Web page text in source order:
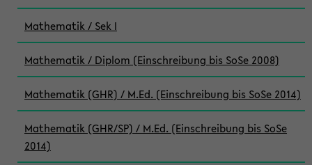
Mathematik / Sek I
Mathematik / Diplom (Einschreibung bis SoSe 2008)
Mathematik (GHR) / M.Ed. (Einschreibung bis SoSe 2014)
Mathematik (GHR/SP) / M.Ed. (Einschreibung bis SoSe
2014)